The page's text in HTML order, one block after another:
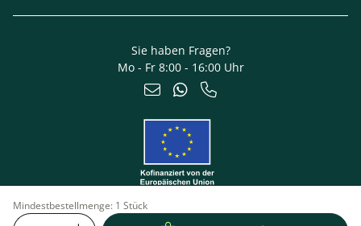
Mindestbestellmenge: 1 Stück
Sie haben Fragen?
Mo - Fr 8:00 - 16:00 Uhr